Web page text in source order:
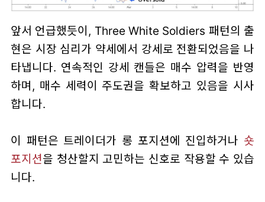
앞서 언급했듯이, Three White Soldiers 패턴의 출
현은 시장 심리가 약세에서 강세로 전환되었음을 나
타냅니다. 연속적인 강세 캔들은 매수 압력을 반영
하며, 매수 세력이 주도권을 확보하고 있음을 시사
합니다.
이 패턴은 트레이더가 롱 포지션에 진입하거나 숏
포지션을 청산할지 고민하는 신호로 작용할 수 있습
니다.